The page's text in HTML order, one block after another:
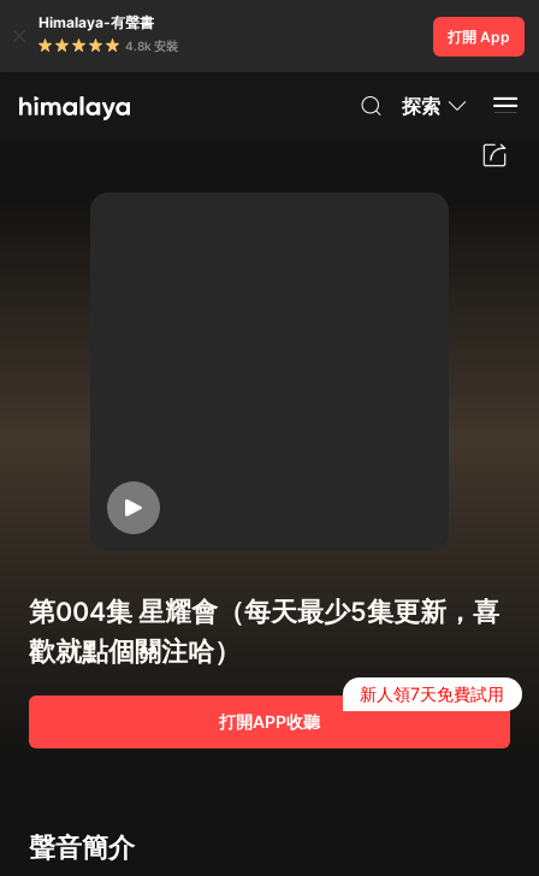
Himalaya-有聲書
4.8k 安裝
打開 App
探索
第004集 星耀會（每天最少5集更新，喜
歡就點個關注哈）
打開APP收聽
新人領7天免費試用
聲音簡介